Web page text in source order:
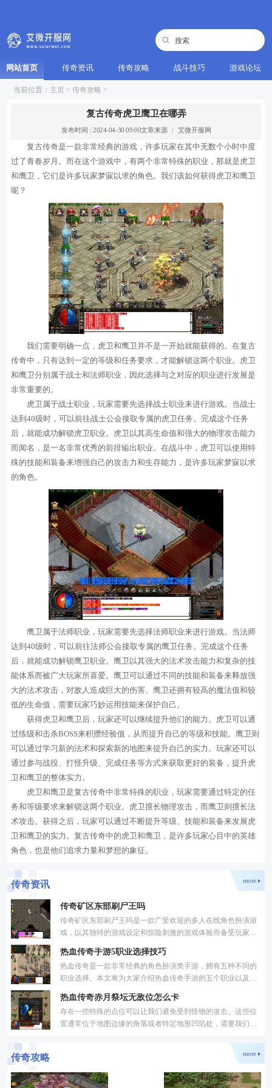
网站首页 传奇资讯 传奇攻略 战斗技巧 游戏论坛
当前位置： 主页 > 传奇攻略 >
复古传奇虎卫鹰卫在哪弄
发布时间 : 2024-04-30 09:00文章来源 ： 艾微开服网
复古传奇是一款非常经典的游戏，许多玩家在其中无数个小时中度
过了青春岁月。而在这个游戏中，有两个非常特殊的职业，那就是虎卫
和鹰卫，它们是许多玩家梦寐以求的角色。我们该如何获得虎卫和鹰卫
呢？
我们需要明确一点，虎卫和鹰卫并不是一开始就能获得的。在复古
传奇中，只有达到一定的等级和任务要求，才能解锁这两个职业。虎卫
和鹰卫分别属于战士和法师职业，因此选择与之对应的职业进行发展是
非常重要的。
虎卫属于战士职业，玩家需要先选择战士职业来进行游戏。当战士
达到40级时，可以前往战士公会接取专属的虎卫任务。完成这个任务
后，就能成功解锁虎卫职业。虎卫以其高生命值和强大的物理攻击能力
而闻名，是一名非常优秀的前排输出职业。在战斗中，虎卫可以使用特
殊的技能和装备来增强自己的攻击力和生存能力，是许多玩家梦寐以求
的角色。
鹰卫属于法师职业，玩家需要先选择法师职业来进行游戏。当法师
达到40级时，可以前往法师公会接取专属的鹰卫任务。完成这个任务
后，就能成功解锁鹰卫职业。鹰卫以其强大的法术攻击能力和复杂的技
能体系而被广大玩家所喜爱。鹰卫可以通过不同的技能和装备来释放强
大的法术攻击，对敌人造成巨大的伤害。鹰卫还拥有较高的魔法值和较
低的生命值，需要玩家巧妙运用技能来保护自己。
获得虎卫和鹰卫后，玩家还可以继续提升他们的能力。虎卫可以通
过练级和击杀BOSS来积攒经验值，从而提升自己的等级和技能。鹰卫则
可以通过学习新的法术和探索新的地图来提升自己的实力。玩家还可以
通过参与战役、打怪升级、完成任务等方式来获取更好的装备，提升虎
卫和鹰卫的整体实力。
虎卫和鹰卫是复古传奇中非常特殊的职业，玩家需要通过特定的任
务和等级要求来解锁这两个职业。虎卫擅长物理攻击，而鹰卫则擅长法
术攻击。获得之后，玩家可以通过不断提升等级、技能和装备来发展虎
卫和鹰卫的实力。复古传奇中的虎卫和鹰卫，是许多玩家心目中的英雄
角色，也是他们追求力量和梦想的象征。
传奇资讯 more
传奇矿区东部刷尸王吗
传奇矿区东部刷尸王吗是一款广受欢迎的多人在线角色扮演游
戏，以其独特的游戏设定和惊险刺激的游戏体验而备受玩家喜
热血传奇手游5职业选择技巧
热血传奇是一款非常经典的角色扮演类手游，拥有五种不同的
职业选择。本文将为大家介绍热血传奇手游的五个职业以及选
业。
热血传奇赤月祭坛无敌位怎么卡
存在一些特殊的点位可以让我们避免受到怪物的攻击。这些位
置通常位于地图边缘的角落或者特定地形凹陷处，需要我们仔
传奇攻略 more